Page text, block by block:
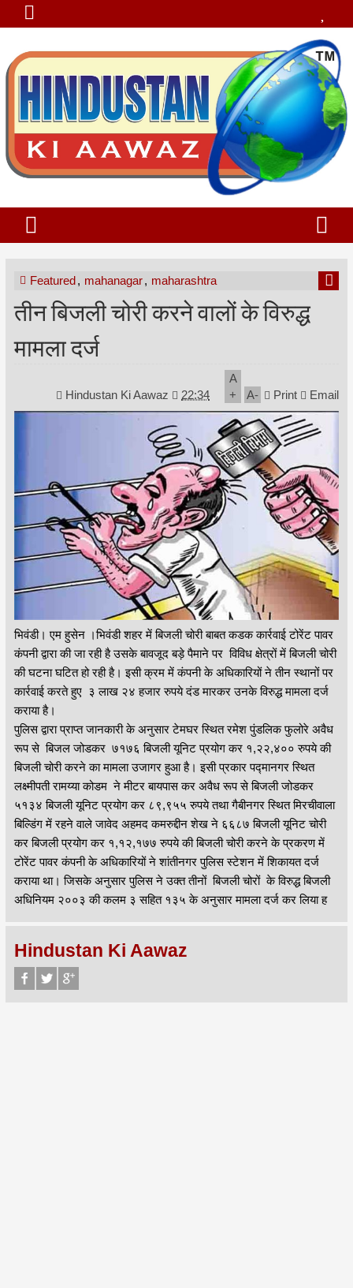
Featured, mahanagar, maharashtra
तीन बिजली चोरी करने वालों के विरुद्ध
मामला दर्ज
Hindustan Ki Aawaz 22:34
A
+
A- Print Email
भिवंडी। एम हुसेन ।भिवंडी शहर में बिजली चोरी बाबत कडक कार्रवाई टोरेंट पावर
कंपनी द्वारा की जा रही है उसके बावजूद बड़े पैमाने पर विविध क्षेत्रों में बिजली चोरी
की घटना घटित हो रही है। इसी क्रम में कंपनी के अधिकारियों ने तीन स्थानों पर
कार्रवाई करते हुए ३ लाख २४ हजार रुपये दंड मारकर उनके विरुद्ध मामला दर्ज
कराया है।
पुलिस द्वारा प्राप्त जानकारी के अनुसार टेमघर स्थित रमेश पुंडलिक फुलोरे अवैध
रूप से बिजल जोडकर ७१७६ बिजली यूनिट प्रयोग कर १,२२,४०० रुपये की
बिजली चोरी करने का मामला उजागर हुआ है। इसी प्रकार पद्मानगर स्थित
लक्ष्मीपती रामय्या कोडम ने मीटर बायपास कर अवैध रूप से बिजली जोडकर
५१३४ बिजली यूनिट प्रयोग कर ८९,९५५ रुपये तथा गैबीनगर स्थित मिरचीवाला
बिल्डिंग में रहने वाले जावेद अहमद कमरुद्दीन शेख ने ६६८७ बिजली यूनिट चोरी
कर बिजली प्रयोग कर १,१२,१७७ रुपये की बिजली चोरी करने के प्रकरण में
टोरेंट पावर कंपनी के अधिकारियों ने शांतीनगर पुलिस स्टेशन में शिकायत दर्ज
कराया था। जिसके अनुसार पुलिस ने उक्त तीनों बिजली चोरों के विरुद्ध बिजली
अधिनियम २००३ की कलम ३ सहित १३५ के अनुसार मामला दर्ज कर लिया ह
Hindustan Ki Aawaz